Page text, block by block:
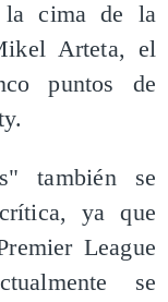
la cima de la
Arteta, el
puntos de
también se
ya que
League
se